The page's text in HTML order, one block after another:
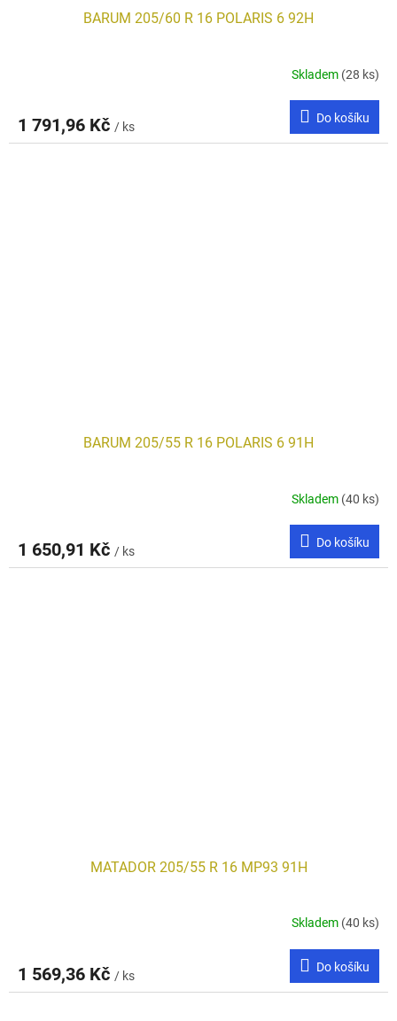
BARUM 205/60 R 16 POLARIS 6 92H
Skladem (28 ks)
1 791,96 Kč / ks
Do košíku
BARUM 205/55 R 16 POLARIS 6 91H
Skladem (40 ks)
1 650,91 Kč / ks
Do košíku
MATADOR 205/55 R 16 MP93 91H
Skladem (40 ks)
1 569,36 Kč / ks
Do košíku